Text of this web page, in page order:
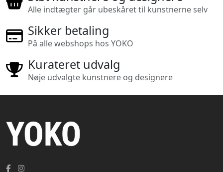
Alle indtægter går ubeskåret til kunstnerne selv
Sikker betaling
På alle webshops hos YOKO
Kurateret udvalg
Nøje udvalgte kunstnere og designere